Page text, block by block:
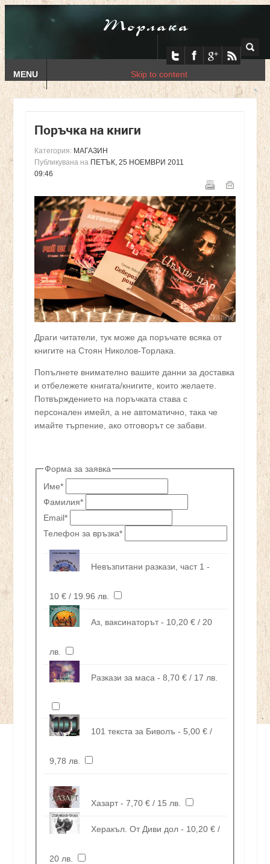
Торлака
MENU Skip to content
Поръчка на книги
Категория: МАГАЗИН
Публикувана на ПЕТЪК, 25 НОЕМВРИ 2011
09:46
Драги читатели, тук може да поръчате всяка от
книгите на Стоян Николов-Торлака.
Попълнете внимателно вашите данни за доставка
и отбележете книгата/книгите, които желаете.
Потвърждението на поръчката става с
персонален имейл, а не автоматично, така че
имайте търпение, ако отговорът се забави.
Форма за заявка
Име*
Фамилия*
Email*
Телефон за връзка*
Невъзпитани разкази, част 1 -
10 € / 19.96 лв.
Аз, ваксинаторът - 10,20 € / 20
лв.
Разкази за маса - 8,70 € / 17 лв.
101 текста за Биволъ - 5,00 € /
9,78 лв.
Хазарт - 7,70 € / 15 лв.
Херакъл. От Диви дол - 10,20 € /
20 лв.